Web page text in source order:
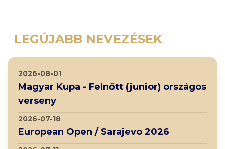
LEGÚJABB NEVEZÉSEK
2026-08-01
Magyar Kupa - Felnőtt (junior) országos
verseny
2026-07-18
European Open / Sarajevo 2026